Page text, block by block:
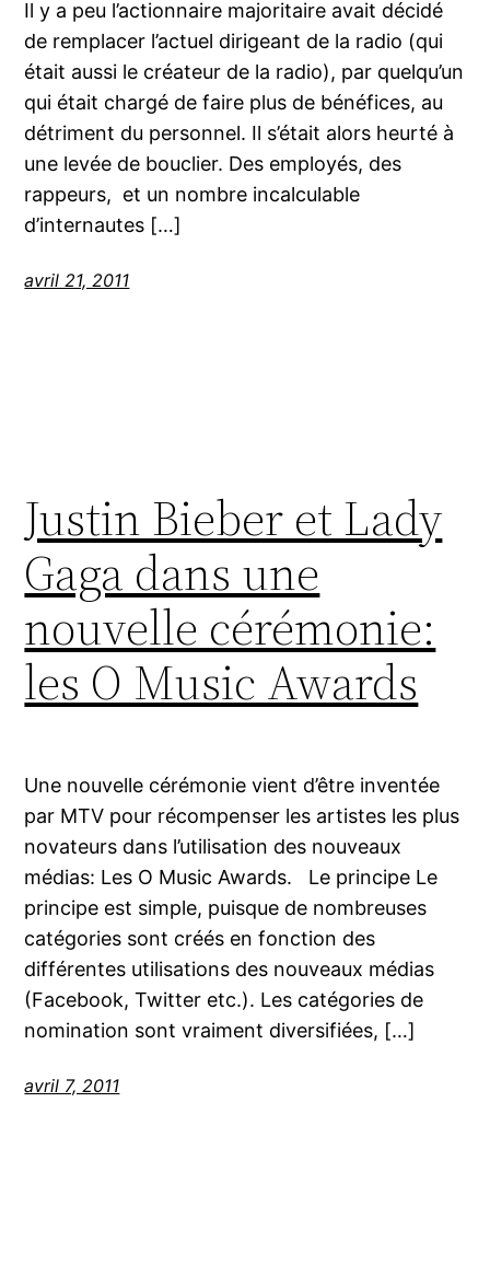
Il y a peu l’actionnaire majoritaire avait décidé
de remplacer l’actuel dirigeant de la radio (qui
était aussi le créateur de la radio), par quelqu’un
qui était chargé de faire plus de bénéfices, au
détriment du personnel. Il s’était alors heurté à
une levée de bouclier. Des employés, des
rappeurs, et un nombre incalculable
d’internautes […]
avril 21, 2011
Justin Bieber et Lady
Gaga dans une
nouvelle cérémonie:
les O Music Awards
Une nouvelle cérémonie vient d’être inventée
par MTV pour récompenser les artistes les plus
novateurs dans l’utilisation des nouveaux
médias: Les O Music Awards. Le principe Le
principe est simple, puisque de nombreuses
catégories sont créés en fonction des
différentes utilisations des nouveaux médias
(Facebook, Twitter etc.). Les catégories de
nomination sont vraiment diversifiées, […]
avril 7, 2011